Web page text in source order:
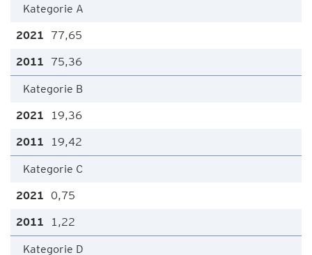
Kategorie A
77,65
75,36
Kategorie B
19,36
19,42
Kategorie C
0,75
1,22
Kategorie D